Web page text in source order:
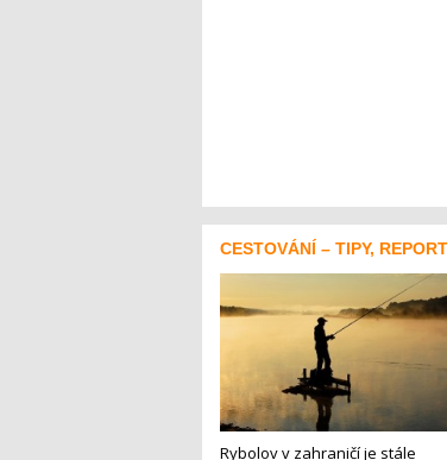
CESTOVÁNÍ – TIPY,
Rybolov v zahraničí je stále